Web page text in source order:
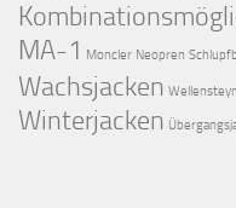
MA-1 Moncler Neopren
Wachsjacken Wellensteyn
Winterjacken